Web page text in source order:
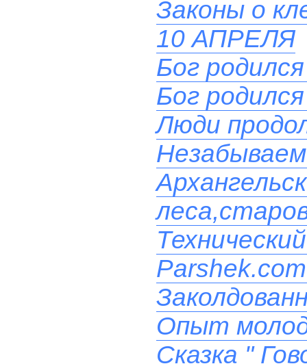
Законы о
10 АПРЕЛЯ
Бог
Бог
Люди
Опыт
Сказка "